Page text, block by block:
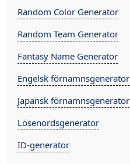
Random Color Generator
Random Team Generator
Fantasy Name Generator
Engelsk förnamnsgenerator
Japansk förnamnsgenerator
Lösenordsgenerator
ID-generator